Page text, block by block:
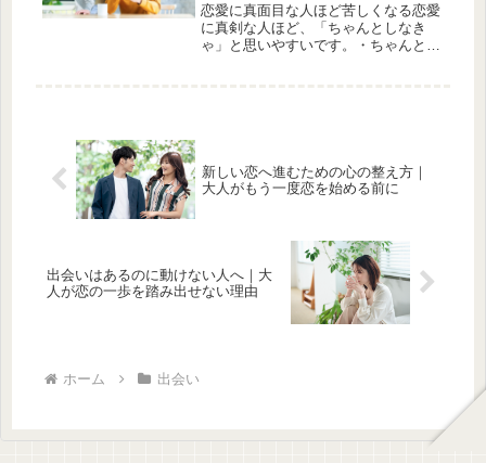
恋愛に真面目な人ほど苦しくなる恋愛
に真剣な人ほど、「ちゃんとしなき
ゃ」と思いやすいです。・ちゃんと返
新しい恋へ進むための心の整え方｜
大人がもう一度恋を始める前に
出会いはあるのに動けない人へ｜大
人が恋の一歩を踏み出せない理由
ホーム 出会い